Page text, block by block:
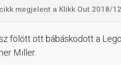
megjelent a Klikk Out 2018/
fölött ott bábáskodott a
Miller.